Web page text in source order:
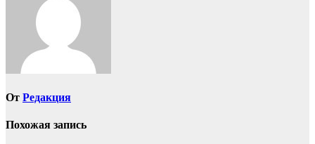
От Редакция
Похожая запись